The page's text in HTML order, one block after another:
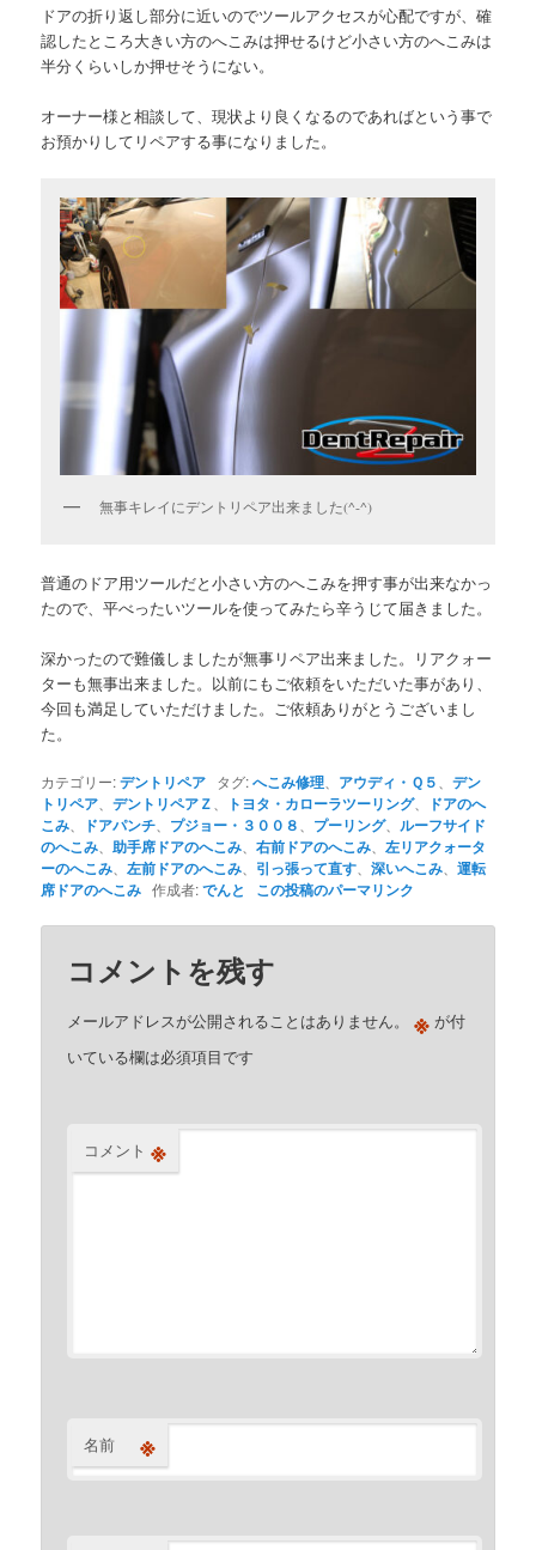
ドアの折り返し部分に近いのでツールアクセスが心配ですが、確
認したところ大きい方のへこみは押せるけど小さい方のへこみは
半分くらいしか押せそうにない。
オーナー様と相談して、現状より良くなるのであればという事で
お預かりしてリペアする事になりました。
無事キレイにデントリペア出来ました(^-^)
普通のドア用ツールだと小さい方のへこみを押す事が出来なかっ
たので、平べったいツールを使ってみたら辛うじて届きました。
深かったので難儀しましたが無事リペア出来ました。リアクォー
ターも無事出来ました。以前にもご依頼をいただいた事があり、
今回も満足していただけました。ご依頼ありがとうございまし
た。
カテゴリー:デントリペア タグ:へこみ修理 アウディ・Ｑ５ 、デン
トリペア 、デントリペアＺ トヨタ・カローラツーリング、
ドアのへ
こみ
ドアパンチ プジョー・３００８ プーリング、 ルーフサイド
のへこみ
助手席ドアのへこみ 、右前ドアのへこみ 、左リアクォータ
ーのへこみ 、左前ドアのへこみ 引っ張って直す 、深いへこみ 、運転
席ドアのへこみ 作成者:でんと この投稿のパーマリンク
コメントを残す
メールアドレスが公開されることはありません。 ※ が付
いている欄は必須項目です
コメント ※
名前 ※